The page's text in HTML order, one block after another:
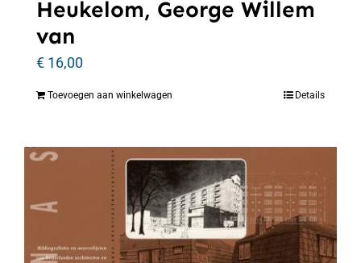
Heukelom, George Willem
van
€ 16,00
Toevoegen aan winkelwagen Details